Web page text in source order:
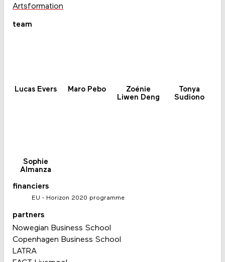
Artsformation
team
Lucas Evers Maro Pebo
Zoénie
Liwen Deng
Tonya
Sudiono
Sophie
Almanza
financiers
EU - Horizon 2020 programme
partners
Nowegian Business School
Copenhagen Business School
LATRA